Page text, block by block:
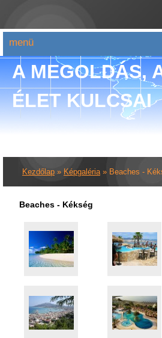
A MEGOLDÁS,
ÉLET KULCSAI
Kezdőlap » Képgaléria» Beaches -
Beaches - Kékség
menü